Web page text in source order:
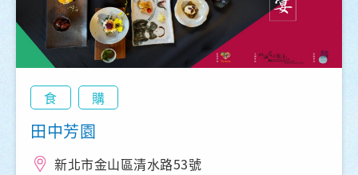
食 購
田中芳園
新北市金山區清水路53號